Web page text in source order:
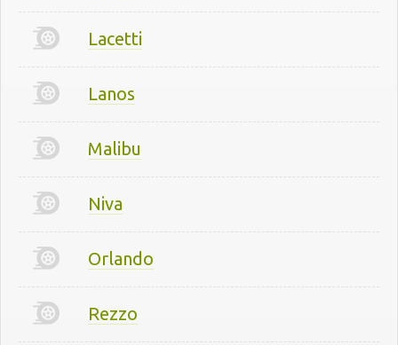
Lacetti
Lanos
Malibu
Niva
Orlando
Rezzo